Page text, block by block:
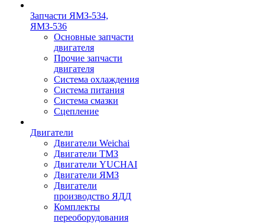
Запчасти ЯМЗ-534,
ЯМЗ-536
Основные запчасти
двигателя
Прочие запчасти
двигателя
Система охлаждения
Система питания
Система смазки
Сцепление
Двигатели
Двигатели Weichai
Двигатели ТМЗ
Двигатели YUCHAI
Двигатели ЯМЗ
Двигатели
производство ЯДД
Комплекты
переоборудования